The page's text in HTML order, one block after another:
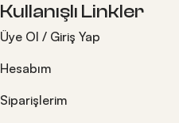
Kullanışlı Linkler
Üye Ol / Giriş Yap
Hesabım
Siparişlerim